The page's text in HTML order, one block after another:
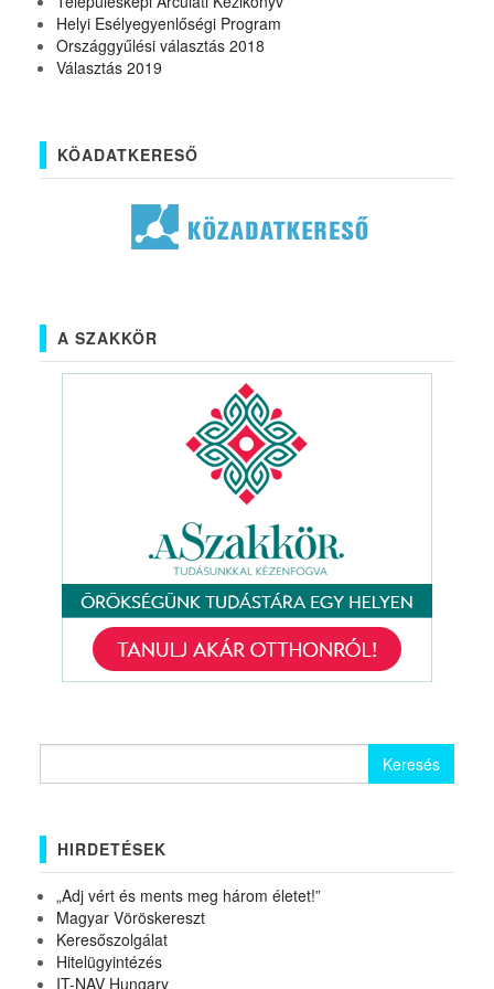
Helyi Esélyegyenlőségi Program
Országgyűlési választás 2018
Választás 2019
KÖADATKERESŐ
A SZAKKÖR
HIRDETÉSEK
„Adj vért és ments meg három életet!”
Magyar Vöröskereszt
Keresőszolgálat
Hitelügyintézés
IT-NAV Hungary